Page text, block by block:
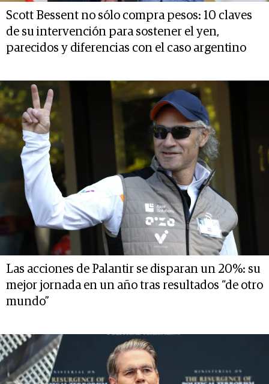
Scott Bessent no sólo compra pesos: 10 claves
de su intervención para sostener el yen,
parecidos y diferencias con el caso argentino
Las acciones de Palantir se disparan un 20%: su
mejor jornada en un año tras resultados “de otro
mundo”